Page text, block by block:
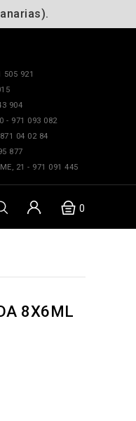
505 921
904
- 971 093 082
04 02 84
877
21 - 971 091 445
0
8X6ML